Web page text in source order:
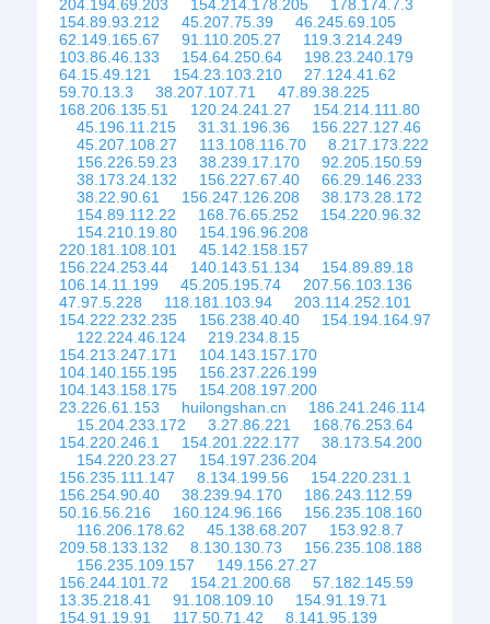
204.194.69.203 154.214.178.205
178.174.7.3
154.89.93.212
45.207.75.39
46.245.69.105
62.149.165.67
91.110.205.27
119.3.214.249
103.86.46.133
154.64.250.64
198.23.240.179
64.15.49.121
154.23.103.210
27.124.41.62
59.70.13.3
38.207.107.71
47.89.38.225
168.206.135.51
120.24.241.27
154.214.111.80
45.196.11.215
31.31.196.36
156.227.127.46
45.207.108.27
113.108.116.70
8.217.173.222
156.226.59.23
38.239.17.170
92.205.150.59
38.173.24.132
156.227.67.40
66.29.146.233
38.22.90.61
156.247.126.208
38.173.28.172
154.89.112.22
168.76.65.252
154.220.96.32
154.210.19.80
154.196.96.208
220.181.108.101
45.142.158.157
156.224.253.44
140.143.51.134
154.89.89.18
106.14.11.199
45.205.195.74
207.56.103.136
47.97.5.228
118.181.103.94
203.114.252.101
154.222.232.235
156.238.40.40
154.194.164.97
122.224.46.124
219.234.8.15
154.213.247.171
104.143.157.170
104.140.155.195
156.237.226.199
104.143.158.175
154.208.197.200
23.226.61.153
huilongshan.cn
186.241.246.114
15.204.233.172
3.27.86.221
168.76.253.64
154.220.246.1
154.201.222.177
38.173.54.200
154.220.23.27
154.197.236.204
156.235.111.147
8.134.199.56
154.220.231.1
156.254.90.40
38.239.94.170
186.243.112.59
50.16.56.216
160.124.96.166
156.235.108.160
116.206.178.62
45.138.68.207
153.92.8.7
209.58.133.132
8.130.130.73
156.235.108.188
156.235.109.157
149.156.27.27
156.244.101.72
154.21.200.68
57.182.145.59
13.35.218.41
91.108.109.10
154.91.19.71
154.91.19.91
117.50.71.42
8.141.95.139